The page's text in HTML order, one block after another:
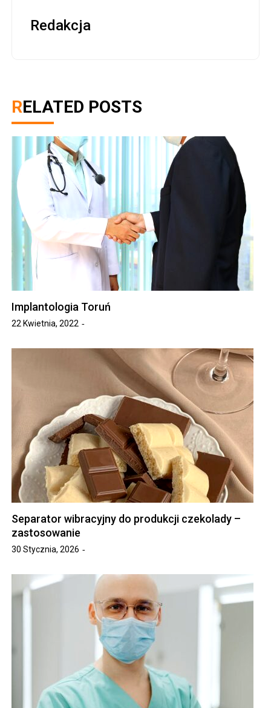
Redakcja
RELATED POSTS
Implantologia Toruń
22 Kwietnia, 2022
Separator wibracyjny do produkcji czekolady –
zastosowanie
30 Stycznia, 2026